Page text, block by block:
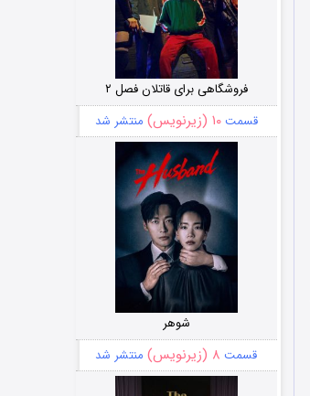
فروشگاهی برای قاتلان فصل ۲
قسمت۱۰ (زیرنویس) منتشر شد
شوهر
قسمت ۸ (زیرنویس) منتشر شد